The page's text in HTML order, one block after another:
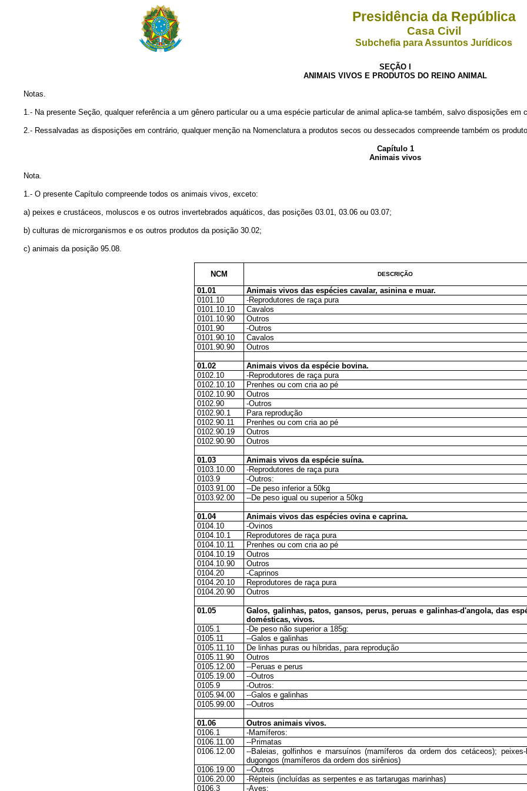
Presidência da República
Casa Civil
Subchefia para Assuntos Jurídicos
SEÇÃO I
ANIMAIS VIVOS E PRODUTOS DO REINO ANIMAL
Notas.
1.- Na presente Seção, qualquer referência a um gênero particular ou a uma espécie particular de animal aplica-se também, salvo disposições em
2.- Ressalvadas as disposições em contrário, qualquer menção na Nomenclatura a produtos secos ou dessecados compreende também os
Capítulo 1
Animais vivos
Nota.
1.- O presente Capítulo compreende todos os animais vivos, exceto:
a) peixes e crustáceos, moluscos e os outros invertebrados aquáticos, das posições 03.01, 03.06 ou 03.07;
b) culturas de microrganismos e os outros produtos da posição 30.02;
c) animais da posição 95.08.
NCM DESCRIÇÃO
01.01
Animais vivos das espécies cavalar, asinina e muar.
0101.10
-Reprodutores de raça pura
0101.10.10
Cavalos
0101.10.90
Outros
0101.90
-Outros
0101.90.10
Cavalos
0101.90.90
Outros
01.02
Animais vivos da espécie bovina.
0102.10
-Reprodutores de raça pura
0102.10.10
Prenhes ou com cria ao pé
0102.10.90
Outros
0102.90
-Outros
0102.90.1
Para reprodução
0102.90.11
Prenhes ou com cria ao pé
0102.90.19
Outros
0102.90.90
Outros
01.03
Animais vivos da espécie suína.
0103.10.00
-Reprodutores de raça pura
0103.9
-Outros:
0103.91.00
--De peso inferior a 50kg
0103.92.00
--De peso igual ou superior a 50kg
01.04
Animais vivos das espécies ovina e caprina.
0104.10
-Ovinos
0104.10.1
Reprodutores de raça pura
0104.10.11
Prenhes ou com cria ao pé
0104.10.19
Outros
0104.10.90
Outros
0104.20
-Caprinos
0104.20.10
Reprodutores de raça pura
0104.20.90
Outros
01.05
Galos, galinhas, patos, gansos, perus, peruas e galinhas-d'angola, das
domésticas, vivos.
0105.1
-De peso não superior a 185g:
0105.11
--Galos e galinhas
0105.11.10
De linhas puras ou híbridas, para reprodução
0105.11.90
Outros
0105.12.00
--Peruas e perus
0105.19.00
--Outros
0105.9
-Outros:
0105.94.00
--Galos e galinhas
0105.99.00
--Outros
01.06
Outros animais vivos.
0106.1
-Mamíferos:
0106.11.00
--Primatas
0106.12.00
--Baleias, golfinhos e marsuínos (mamíferos da ordem dos cetáceos);
dugongos (mamíferos da ordem dos sirênios)
0106.19.00
--Outros
0106.20.00
-Répteis (incluídas as serpentes e as tartarugas marinhas)
0106.3
-Aves: